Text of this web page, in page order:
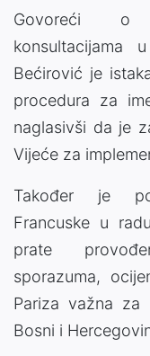
Govoreći o
konsultacijama
Bećirović je
procedura za
naglasivši da je
Vijeće za
Također je
Francuske u
prate
sporazuma,
Pariza važna za
Bosni i